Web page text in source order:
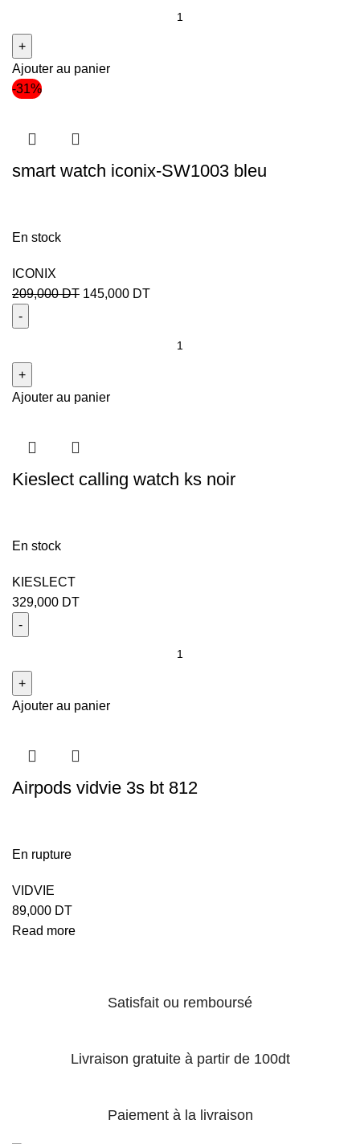
Ajouter au panier
-31%
smart watch iconix-SW1003 bleu
En stock
ICONIX
209,000DT 145,000 DT
Ajouter au panier
Kieslect calling watch ks noir
En stock
KIESLECT
329,000 DT
Ajouter au panier
Airpods vidvie 3s bt 812
En rupture
VIDVIE
89,000 DT
Read more
Satisfait ou remboursé
Livraison gratuite à partir de 100dt
Paiement à la livraison